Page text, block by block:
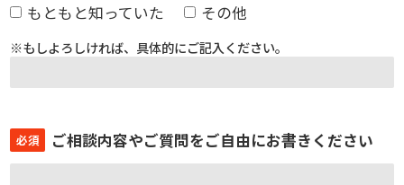
もともと知っていた
その他
※もしよろしければ、具体的にご記入ください。
必須 ご相談内容やご質問をご自由にお書きください